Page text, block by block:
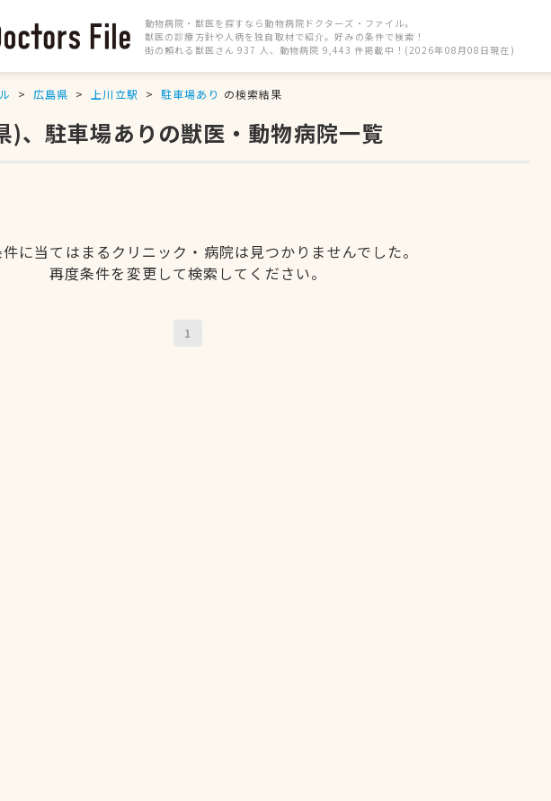
動物病院・獣医を探すなら動物病院ドクターズ・ファイル。
獣医の診療方針や人柄を独自取材で紹介。好みの条件で検索！
街の頼れる獣医さん 937 人、動物病院 9,443 件掲載中！(2026年08月08日現在)
広島県 上川立駅 駐車場あり の検索結果
)、駐車場ありの獣医・動物病院一覧
に当てはまるクリニック・病院は見つかりませんでした。
再度条件を変更して検索してください。
1